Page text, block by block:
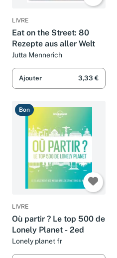
LIVRE
Eat on the Street: 80
Rezepte aus aller Welt
Jutta Mennerich
Ajouter 3,33 €
Bon
LIVRE
Où partir ? Le top 500 de
Lonely Planet - 2ed
Lonely planet fr